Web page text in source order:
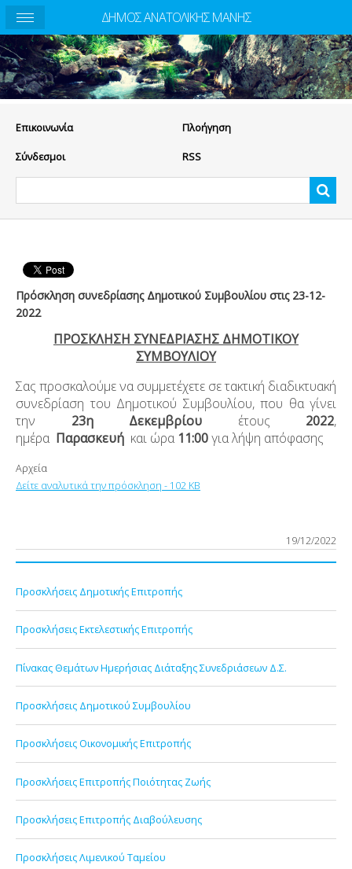
Eπικοινωνία Πλοήγηση
Σύνδεσμοι RSS
Πρόσκληση συνεδρίασης Δημοτικού Συμβουλίου στις 23-12-
2022
ΠΡΟΣΚΛΗΣΗ ΣΥΝΕΔΡΙΑΣΗΣ ΔΗΜΟΤΙΚΟΥ
ΣΥΜΒΟΥΛΙΟΥ
Σας προσκαλούμε να συμμετέχετε σε τακτική διαδικτυακή
συνεδρίαση του Δημοτικού Συμβουλίου, που θα γίνει
την 23η Δεκεμβρίου έτους 2022,
ημέρα Παρασκευή και ώρα 11:00για λήψη απόφασης
Αρχεία
Δείτε αναλυτικά την πρόσκληση - 102 KB
19/12/2022
Προσκλήσεις Δημοτικής Επιτροπής
Προσκλήσεις Εκτελεστικής Επιτροπής
Πίνακας Θεμάτων Ημερήσιας Διάταξης Συνεδριάσεων Δ.Σ.
Προσκλήσεις Δημοτικού Συμβουλίου
Προσκλήσεις Οικονομικής Επιτροπής
Προσκλήσεις Επιτροπής Ποιότητας Ζωής
Προσκλήσεις Επιτροπής Διαβούλευσης
Προσκλήσεις Λιμενικού Ταμείου
ΔΗΜΟΣ ΑΝΑΤΟΛΙΚΗΣ ΜΑΝΗΣ